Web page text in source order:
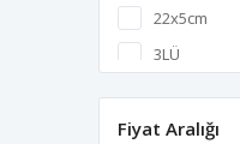
22x5cm
3LÜ
46cm
Fiyat Aralığı